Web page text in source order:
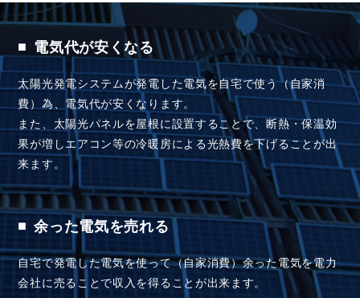
■ 電気代が安くなる
太陽光発電システムが発電した電気を自宅で使う（自家消
費）為、電気代が安くなります。
また、太陽光パネルを屋根に設置することで、断熱・保温効
果が増しエアコン等の冷暖房による光熱費を下げることが出
来ます。
■ 余った電気を売れる
自宅で発電した電気を使って（自家消費）余った電気を電力
会社に売ることで収入を得ることが出来ます。